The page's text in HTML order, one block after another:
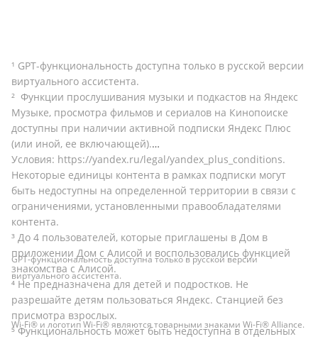
¹ GPT-функциональность доступна только в русской версии
виртуального ассистента.
² Функции прослушивания музыки и подкастов на Яндекс
Музыке, просмотра фильмов и сериалов на Кинопоиске
доступны при наличии активной подписки Яндекс Плюс
(или иной, ее включающей).
Условия: https://yandex.ru/legal/yandex_plus_conditions.
Некоторые единицы контента в рамках подписки могут
быть недоступны на определенной территории в связи с
ограничениями, установленными правообладателями
контента.
³ До 4 пользователей, которые приглашены в Дом в
приложении Дом с Алисой и воспользовались функцией
знакомства с Алисой.
⁴ Не предназначена для детей и подростков. Не
разрешайте детям пользоваться Яндекс. Станцией без
присмотра взрослых.
⁵ Функциональность может быть недоступна в отдельных
GPT-функциональность доступна только в русской версии
виртуального ассистента.
Wi-Fi® и логотип Wi-Fi® являются товарными знаками Wi-Fi® Alliance.